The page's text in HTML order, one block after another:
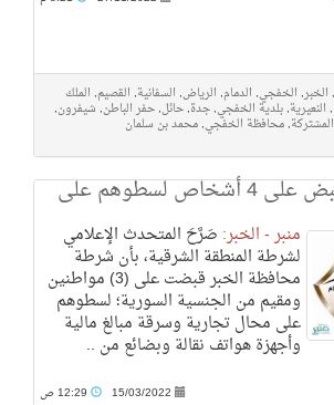
, الخبر, الخفجي, الدمام, الرياض, السفانية, القصيم, الملك
, النعيرية, بلدية الخفجي, جدة, حائل, حفر الباطن, شيفرون,
, محافظة الخفجي, محمد بن سلمان
شرطة الخبر تقبض على 4 أشخاص لسطوهم على
منبر - الخبر: صَرَّحَ المتحدث الإعلامي
لشرطة المنطقة الشرقية، بأن شرطة
محافظة الخبر قبضت على (3) مواطنين
ومقيم من الجنسية السورية؛ لسطوهم
على محال تجارية وسرقة مبالغ مالية
وأجهزة هواتف نقالة وبضائع من ..
15/03/2022